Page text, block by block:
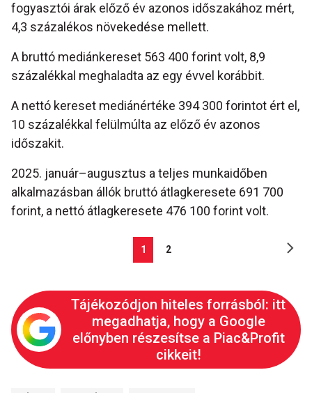
fogyasztói árak előző év azonos időszakához mért,
4,3 százalékos növekedése mellett.
A bruttó mediánkereset 563 400 forint volt, 8,9
százalékkal meghaladta az egy évvel korábbit.
A nettó kereset mediánértéke 394 300 forintot ért el,
10 százalékkal felülmúlta az előző év azonos
időszakit.
2025. január–augusztus a teljes munkaidőben
alkalmazásban állók bruttó átlagkeresete 691 700
forint, a nettó átlagkeresete 476 100 forint volt.
1 2
Tájékozódjon hiteles forrásból: itt
megadhatja, hogy a Google
előnyben részesítse a Piac&Profit
cikkeit!